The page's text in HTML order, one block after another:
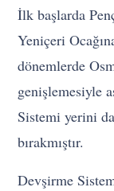
İlk başlarda
Yeniçeri
dönemlerde
genişlemesiyle
Sistemi yerini
bırakmıştır.
Devşirme